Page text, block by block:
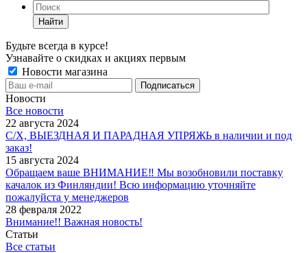
Найти
Будьте всегда в курсе!
Узнавайте о скидках и акциях первым
Новости магазина
Новости
Все новости
22 августа 2024
С/Х, ВЫЕЗДНАЯ И ПАРАДНАЯ УПРЯЖЬ в наличии и под
заказ!
15 августа 2024
Обращаем ваше ВНИМАНИЕ‼ Мы возобновили поставку
качалок из Финляндии! Всю информацию уточняйте
пожалуйста у менеджеров
28 февраля 2022
Внимание!! Важная новость!
Статьи
Все статьи